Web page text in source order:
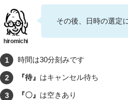
その後、日時の選定
時間は30分刻みです
『待』 はキャンセル待ち
『〇』 は空きあり